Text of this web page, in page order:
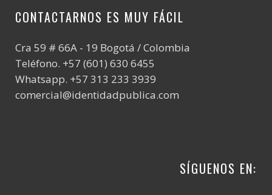
CONTACTARNOS ES MUY FÁCIL
Cra 59 # 66A - 19 Bogotá / Colombia
Teléfono. +57 (601) 630 6455
Whatsapp. +57 313 233 3939
comercial@identidadpublica.com
SÍGUENOS EN: